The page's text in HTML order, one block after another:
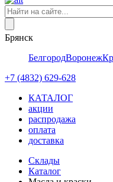
Брянск
БелгородВоронеж
+7 (4832) 629-628
КАТАЛОГ
акции
распродажа
оплата
доставка
Склады
Каталог